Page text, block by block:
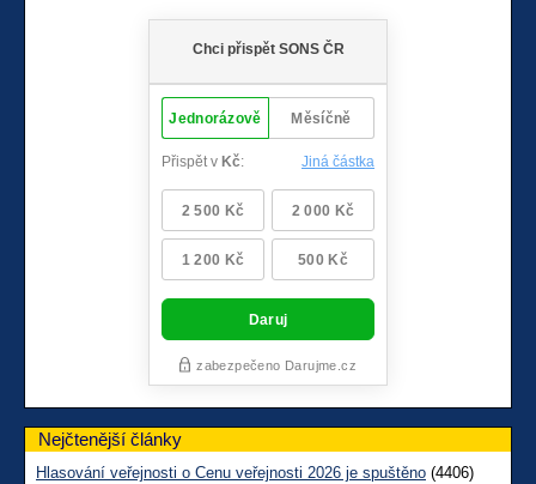
Nejčtenější články
Hlasování veřejnosti o Cenu veřejnosti 2026 je spuštěno (4406)